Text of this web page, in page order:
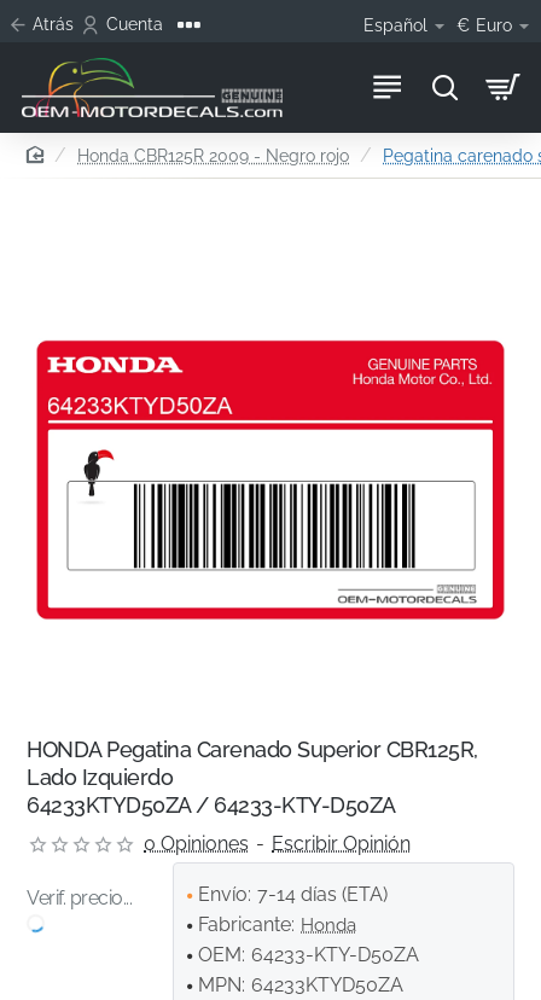
Atrás Cuenta Español € Euro
homeHonda CBR125R 2009 - Negro rojo Pegatina carenado
HONDA Pegatina Carenado Superior CBR125R,
Lado Izquierdo
64233KTYD50ZA / 64233-KTY-D50ZA
0 Opiniones - Escribir Opinión
Verif. precio... Envío: 7-14 días (ETA)
Fabricante: Honda
OEM: 64233-KTY-D50ZA
MPN: 64233KTYD50ZA